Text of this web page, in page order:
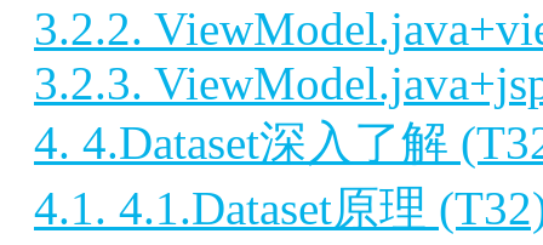
3.2.2.
3.2.3.
4. 4.Dataset深入了解
4.1. 4.1.Dataset原理